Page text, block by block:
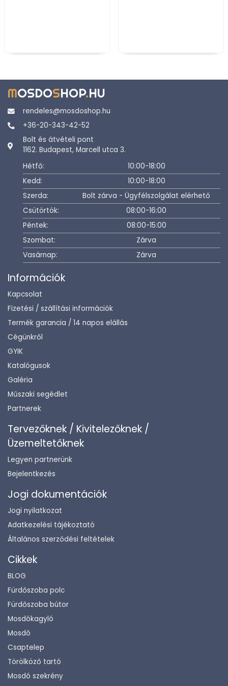
MOSDOSHOP.HU
rendeles@mosdoshop.hu
+36-20-343-42-52
Bolt és átvételi pont
1162. Budapest, Marcell utca 3.
Hétfő:
10:00-18:00
Kedd:
10:00-18:00
Szerda:
Bolt zárva - Ügyfélszolgálat elérhető
Csütörtök:
08:00-16:00
Péntek:
08:00-15:00
Szombat:
Zárva
Vasárnap:
Zárva
Információk
Kapcsolat
Fizetési / szállítási információk
Termék garancia / 14 napos elállás
Cégünkről
GYIK
Katalógusok
Galéria
Műszaki segédlet
Partnerek
Tervezőknek / Kivitelezőknek /
Üzemeltetőknek
Legyen partnerünk
Bejelentkezés
Jogi dokumentációk
Jogi nyilatkozat
Adatkezelési tájékoztató
Általános szerződési feltételek
Cikkek
BLOG
Fürdőszoba polc
Fürdőszoba bútor
Mosdókagyló
Mosdó
Csaptelep
Törölköző tartó
Mosdó szekrény